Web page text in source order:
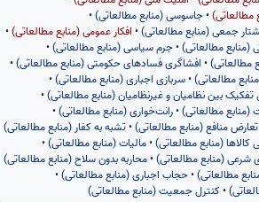
مطالعاتی)•جاسوسی (منابع مطالعاتی)•
جمعی (منابع مطالعاتی)• افکار عمومی (منابع مطالعاتی)•
(منابع مطالعاتی)•جرم سیاسی (منابع مطالعاتی)•
مطالعاتی)• افشاگری فسادهای حکومتی (منابع مطالعاتی)•
مطالعاتی)•سربازی اجباری (منابع مطالعاتی)•
بین نظامیان و غیرنظامیان (منابع مطالعاتی)•
(منابع مطالعاتی)•رانت‌خواری (منابع مطالعاتی)•
تعارض منافع (منابع مطالعاتی)•تشبه به کفار (منابع مطالعاتی)
(منابع مطالعاتی)•مالیات (منابع مطالعاتی)•
شرعی (منابع مطالعاتی)•محاربه بدون سلاح (منابع مطالعاتی)
مطالعاتی)•حجاب اجباری (منابع مطالعاتی)•
•کنترل جمعیت (منابع مطالعاتی)